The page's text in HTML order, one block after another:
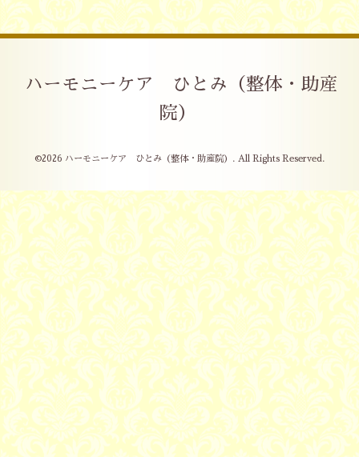
ハーモニーケア ひとみ（整体・助産
院）
©2026 ハーモニーケア ひとみ（整体・助産院） . All Rights Reserved.